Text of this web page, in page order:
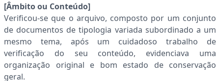
[Âmbito ou Conteúdo]
Verificou-se que o arquivo, composto por um conjunto
de documentos de tipologia variada subordinado a um
mesmo tema, após um cuidadoso trabalho de
verificação do seu conteúdo, evidenciava uma
organização original e bom estado de conservação
geral.